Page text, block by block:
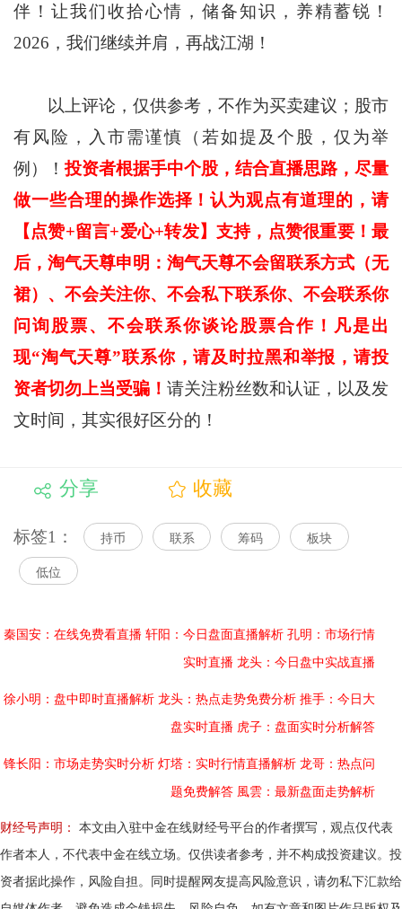
伴！让我们收拾心情，储备知识，养精蓄锐！
2026，我们继续并肩，再战江湖！
以上评论，仅供参考，不作为买卖建议；股市
有风险，入市需谨慎（若如提及个股，仅为举
例）！投资者根据手中个股，结合直播思路，尽量
做一些合理的操作选择！认为观点有道理的，请
【点赞+留言+爱心+转发】支持，点赞很重要！最
后，淘气天尊申明：淘气天尊不会留联系方式（无
裙）、不会关注你、不会私下联系你、不会联系你
问询股票、不会联系你谈论股票合作！凡是出
现“淘气天尊”联系你，请及时拉黑和举报，请投
资者切勿上当受骗！ 请关注粉丝数和认证，以及发
文时间，其实很好区分的！
分享 收藏
标签1： 持币 联系 筹码 板块
低位
秦国安：在线免费看直播 轩阳：今日盘面直播解析 孔明：市场行情
实时直播 龙头：今日盘中实战直播
徐小明：盘中即时直播解析 龙头：热点走势免费分析 推手：今日大
盘实时直播 虎子：盘面实时分析解答
锋长阳：市场走势实时分析 灯塔：实时行情直播解析 龙哥：热点问
题免费解答 風雲：最新盘面走势解析
财经号声明：
本文由入驻中金在线财经号平台的作者撰写，观点仅代表
作者本人，不代表中金在线立场。仅供读者参考，并不构成投资建议。投
资者据此操作，风险自担。同时提醒网友提高风险意识，请勿私下汇款给